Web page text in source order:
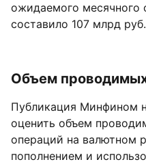
ожидаемого месячного
составило 107 млрд руб.
Объем
Публикация Минфином
оценить объем
операций на валютном
пополнением и